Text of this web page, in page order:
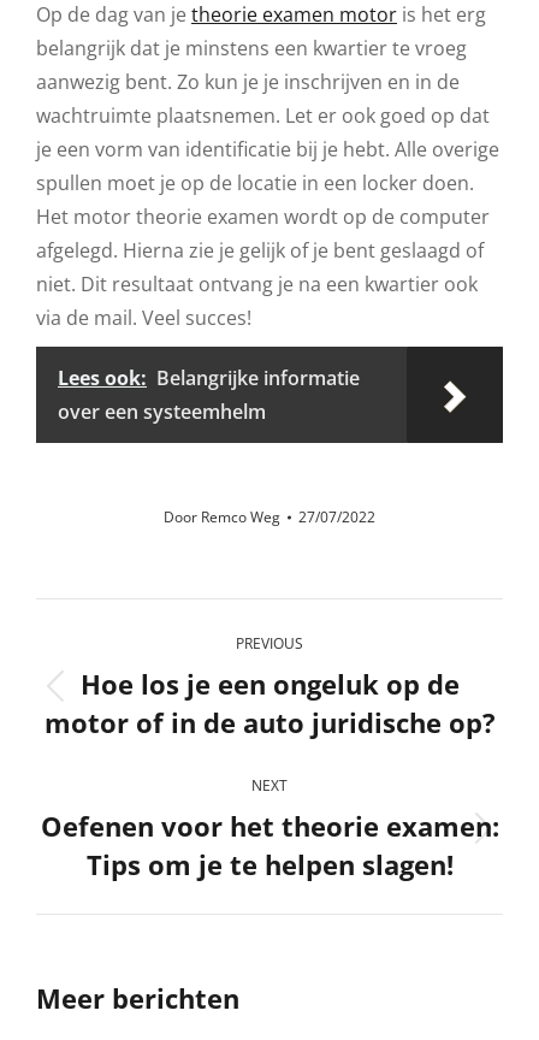
Op de dag van je theorie examen motor is het erg
belangrijk dat je minstens een kwartier te vroeg
aanwezig bent. Zo kun je je inschrijven en in de
wachtruimte plaatsnemen. Let er ook goed op dat
je een vorm van identificatie bij je hebt. Alle overige
spullen moet je op de locatie in een locker doen.
Het motor theorie examen wordt op de computer
afgelegd. Hierna zie je gelijk of je bent geslaagd of
niet. Dit resultaat ontvang je na een kwartier ook
via de mail. Veel succes!
Lees ook: Belangrijke informatie
over een systeemhelm
Door Remco Weg 27/07/2022
navigation
PREVIOUS
Previous
post:
Hoe los je een ongeluk op de
motor of in de auto juridische op?
NEXT
Next
post:
Oefenen voor het theorie examen:
Tips om je te helpen slagen!
Meer berichten